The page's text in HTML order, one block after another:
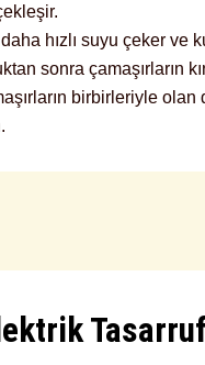
hızlı suyu çeker ve
sonra çamaşırların
birbirleriyle olan